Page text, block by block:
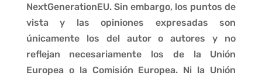
NextGenerationEU. Sin embargo, los puntos de
vista y las opiniones expresadas son
únicamente los del autor o autores y no
reflejan necesariamente los de la Unión
Europea o la Comisión Europea. Ni la Unión